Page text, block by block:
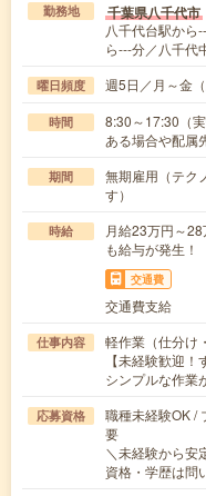
勤務地 千葉県八千代市
八千代台駅から
ら---分／八千代
曜日頻度 週5日／月～金（
時間
8:30～17:30（
ある場合や配属
期間
無期雇用（テク
す）
時給
月給23万円～
も給与が発生
交通費
交通費支給
仕事内容
軽作業（仕分け
【未経験歓迎
シンプルな作業
応募資格
職種未経験OK /
要
＼未経験から安
資格・学歴は